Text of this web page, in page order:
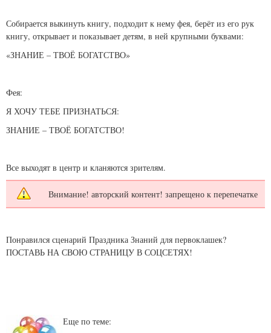
Собирается выкинуть книгу, подходит к нему фея, берёт из его рук
книгу, открывает и показывает детям, в ней крупными буквами:
«ЗНАНИЕ – ТВОЁ БОГАТСТВО»
Фея:
Я ХОЧУ ТЕБЕ ПРИЗНАТЬСЯ:
ЗНАНИЕ – ТВОЁ БОГАТСТВО!
Все выходят в центр и кланяются зрителям.
Внимание! авторский контент! запрещено к перепечатке
Понравился сценарий Праздника Знаний для первоклашек?
ПОСТАВЬ НА СВОЮ СТРАНИЦУ В СОЦСЕТЯХ!
Еще по теме: